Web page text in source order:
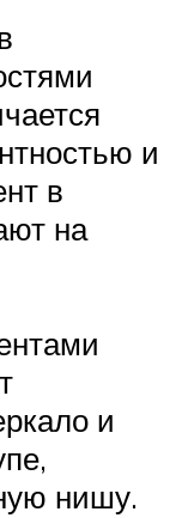
и
в
на
и
нишу.